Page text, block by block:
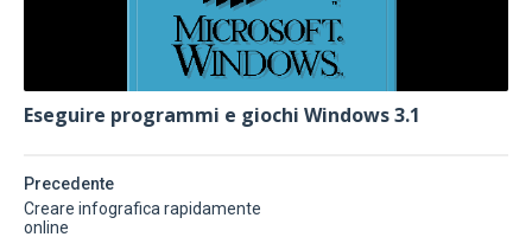
Eseguire programmi e giochi Windows 3.1
Precedente
Creare infografica rapidamente
online